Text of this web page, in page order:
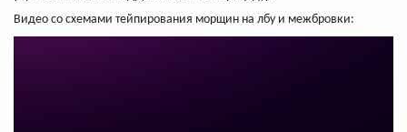
Видео со схемами тейпирования морщин на лбу и межбровки: